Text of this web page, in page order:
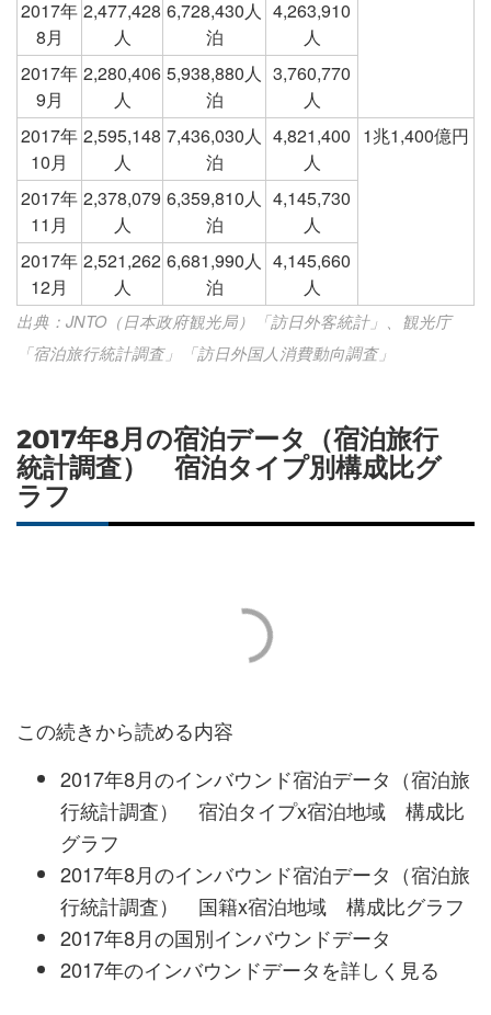
2017年
8月
2,477,428
人
6,728,430人
泊
4,263,910
人
2017年
9月
2,280,406
人
5,938,880人
泊
3,760,770
人
2017年
10月
2,595,148
人
7,436,030人
泊
4,821,400
人
1兆1,400億円
2017年
11月
2,378,079
人
6,359,810人
泊
4,145,730
人
2017年
12月
2,521,262
人
6,681,990人
泊
4,145,660
人
出典：JNTO（日本政府観光局）「訪日外客統計」、観光庁
「宿泊旅行統計調査」「訪日外国人消費動向調査」
2017年8月の宿泊データ（宿泊旅行
統計調査） 宿泊タイプ別構成比グ
ラフ
この続きから読める内容
2017年8月のインバウンド宿泊データ（宿泊旅
行統計調査） 宿泊タイプx宿泊地域 構成比
グラフ
2017年8月のインバウンド宿泊データ（宿泊旅
行統計調査） 国籍x宿泊地域 構成比グラフ
2017年8月の国別インバウンドデータ
2017年のインバウンドデータを詳しく見る